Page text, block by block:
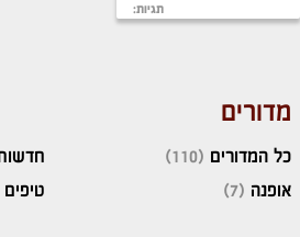
תגיות:
מדורים
כל המדורים (110)
אופנה (7)